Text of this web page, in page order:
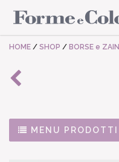
HOME / SHOP / BORSE e ZAINI
MENU PRODOTTI